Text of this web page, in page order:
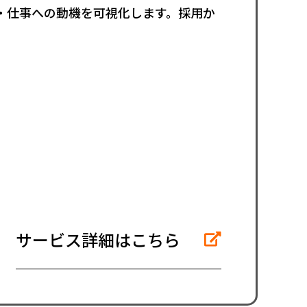
事への動機を可視化します。採用か
サービス詳細はこちら